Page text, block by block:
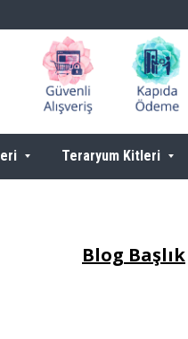
Teraryum Kitleri
Blog Başlık